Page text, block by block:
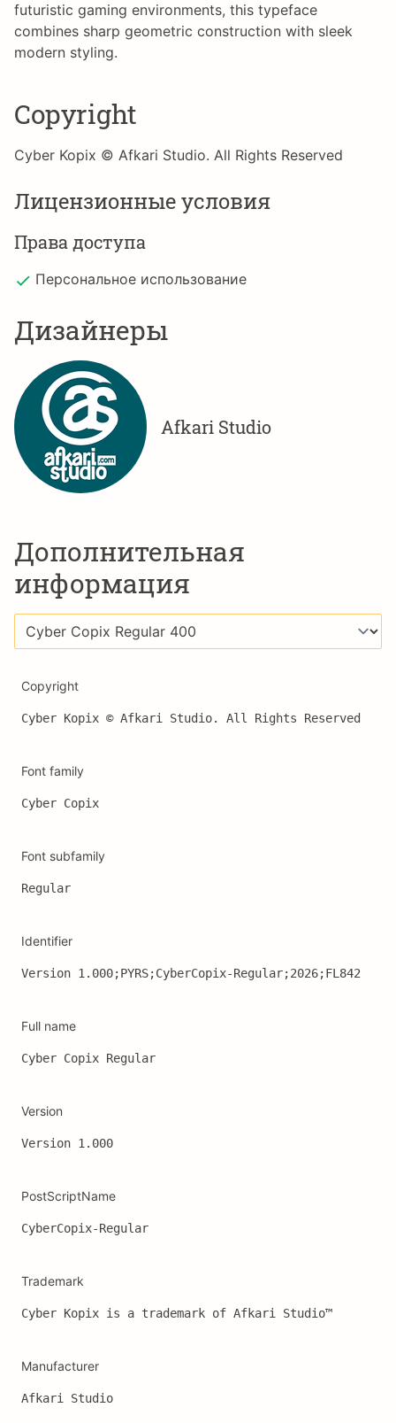
futuristic gaming environments, this typeface
combines sharp geometric construction with sleek
modern styling.
Copyright
Cyber Kopix © Afkari Studio. All Rights Reserved
Лицензионные условия
Права доступа
Персональное использование
Дизайнеры
Afkari Studio
Дополнительная
информация
Copyright
Font family
Cyber Copix
Font subfamily
Regular
Identifier
Version 1.000;PYRS;CyberCopix-Regular;2026;FL842
Full name
Cyber Copix Regular
Version
Version 1.000
PostScriptName
CyberCopix-Regular
Trademark
Manufacturer
Afkari Studio